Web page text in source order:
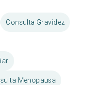
Consulta Gravidez
Menopausa